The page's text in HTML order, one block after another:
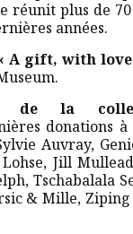
réunit plus de
années.
A gift, with
de la
donations
Auvray,
Jill
Tschabalala
& Mille,